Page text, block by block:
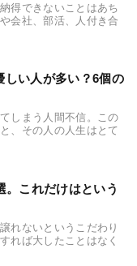
得できないことはあち
会社、部活、人付き合
しい人が多い？6個の
しまう人間不信。この
、その人の人生はとて
。これだけはという
れないというこだわり
れば大したことはなく